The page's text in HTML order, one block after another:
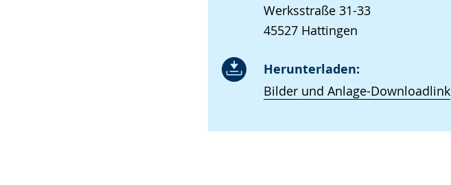
Werksstraße 31-33
45527 Hattingen
Herunterladen:
Bilder und Anlage-Downloadlink